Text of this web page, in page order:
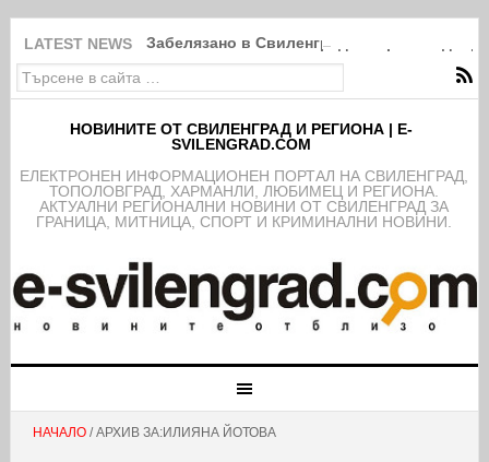
LATEST NEWS Забелязано в Свиленград: Покрити в
НОВИНИТЕ ОТ СВИЛЕНГРАД И РЕГИОНА | E-
SVILENGRAD.COM
EЛЕКТРОНЕН ИНФОРМАЦИОНЕН ПОРТАЛ НА СВИЛЕНГРАД,
ТОПОЛОВГРАД, ХАРМАНЛИ, ЛЮБИМЕЦ И РЕГИОНА.
АКТУАЛНИ РЕГИОНАЛНИ НОВИНИ ОТ СВИЛЕНГРАД ЗА
ГРАНИЦА, МИТНИЦА, СПОРТ И КРИМИНАЛНИ НОВИНИ.
НАЧАЛО/ АРХИВ ЗА:ИЛИЯНА ЙОТОВА